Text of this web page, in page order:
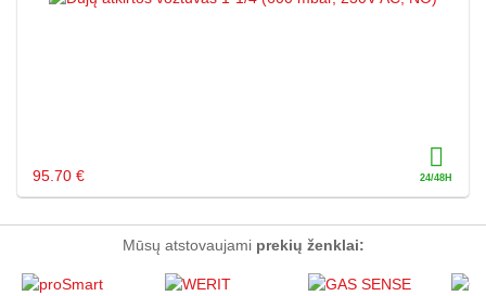
95.70 €
Mūsų atstovaujami prekių ženklai: